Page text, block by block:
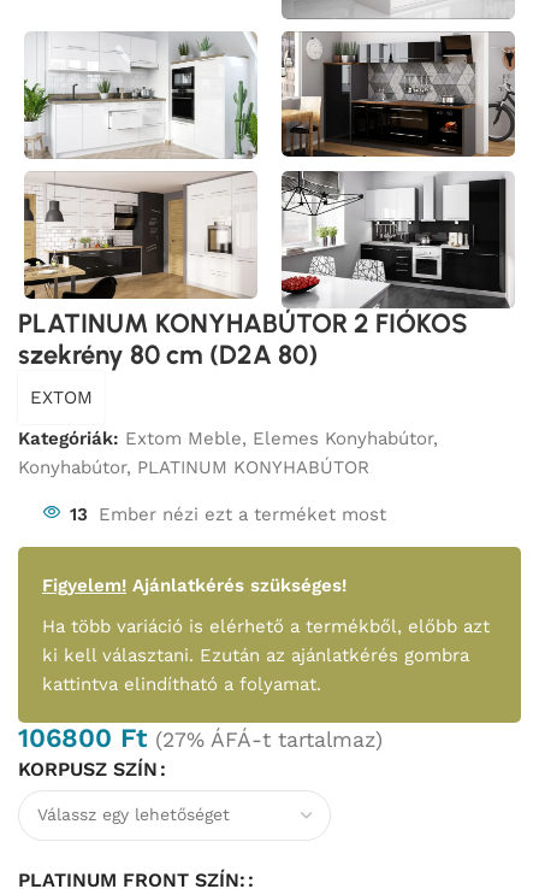
PLATINUM KONYHABÚTOR 2 FIÓKOS
szekrény 80 cm (D2A 80)
EXTOM
Kategóriák: Extom Meble, Elemes Konyhabútor,
Konyhabútor, PLATINUM KONYHABÚTOR
13 Ember nézi ezt a terméket most
Figyelem! Ajánlatkérés szükséges!
Ha több variáció is elérhető a termékből, előbb azt
ki kell választani. Ezután az ajánlatkérés gombra
kattintva elindítható a folyamat.
106800 Ft (27% ÁFÁ-t tartalmaz)
KORPUSZ SZÍN
PLATINUM FRONT SZÍN: